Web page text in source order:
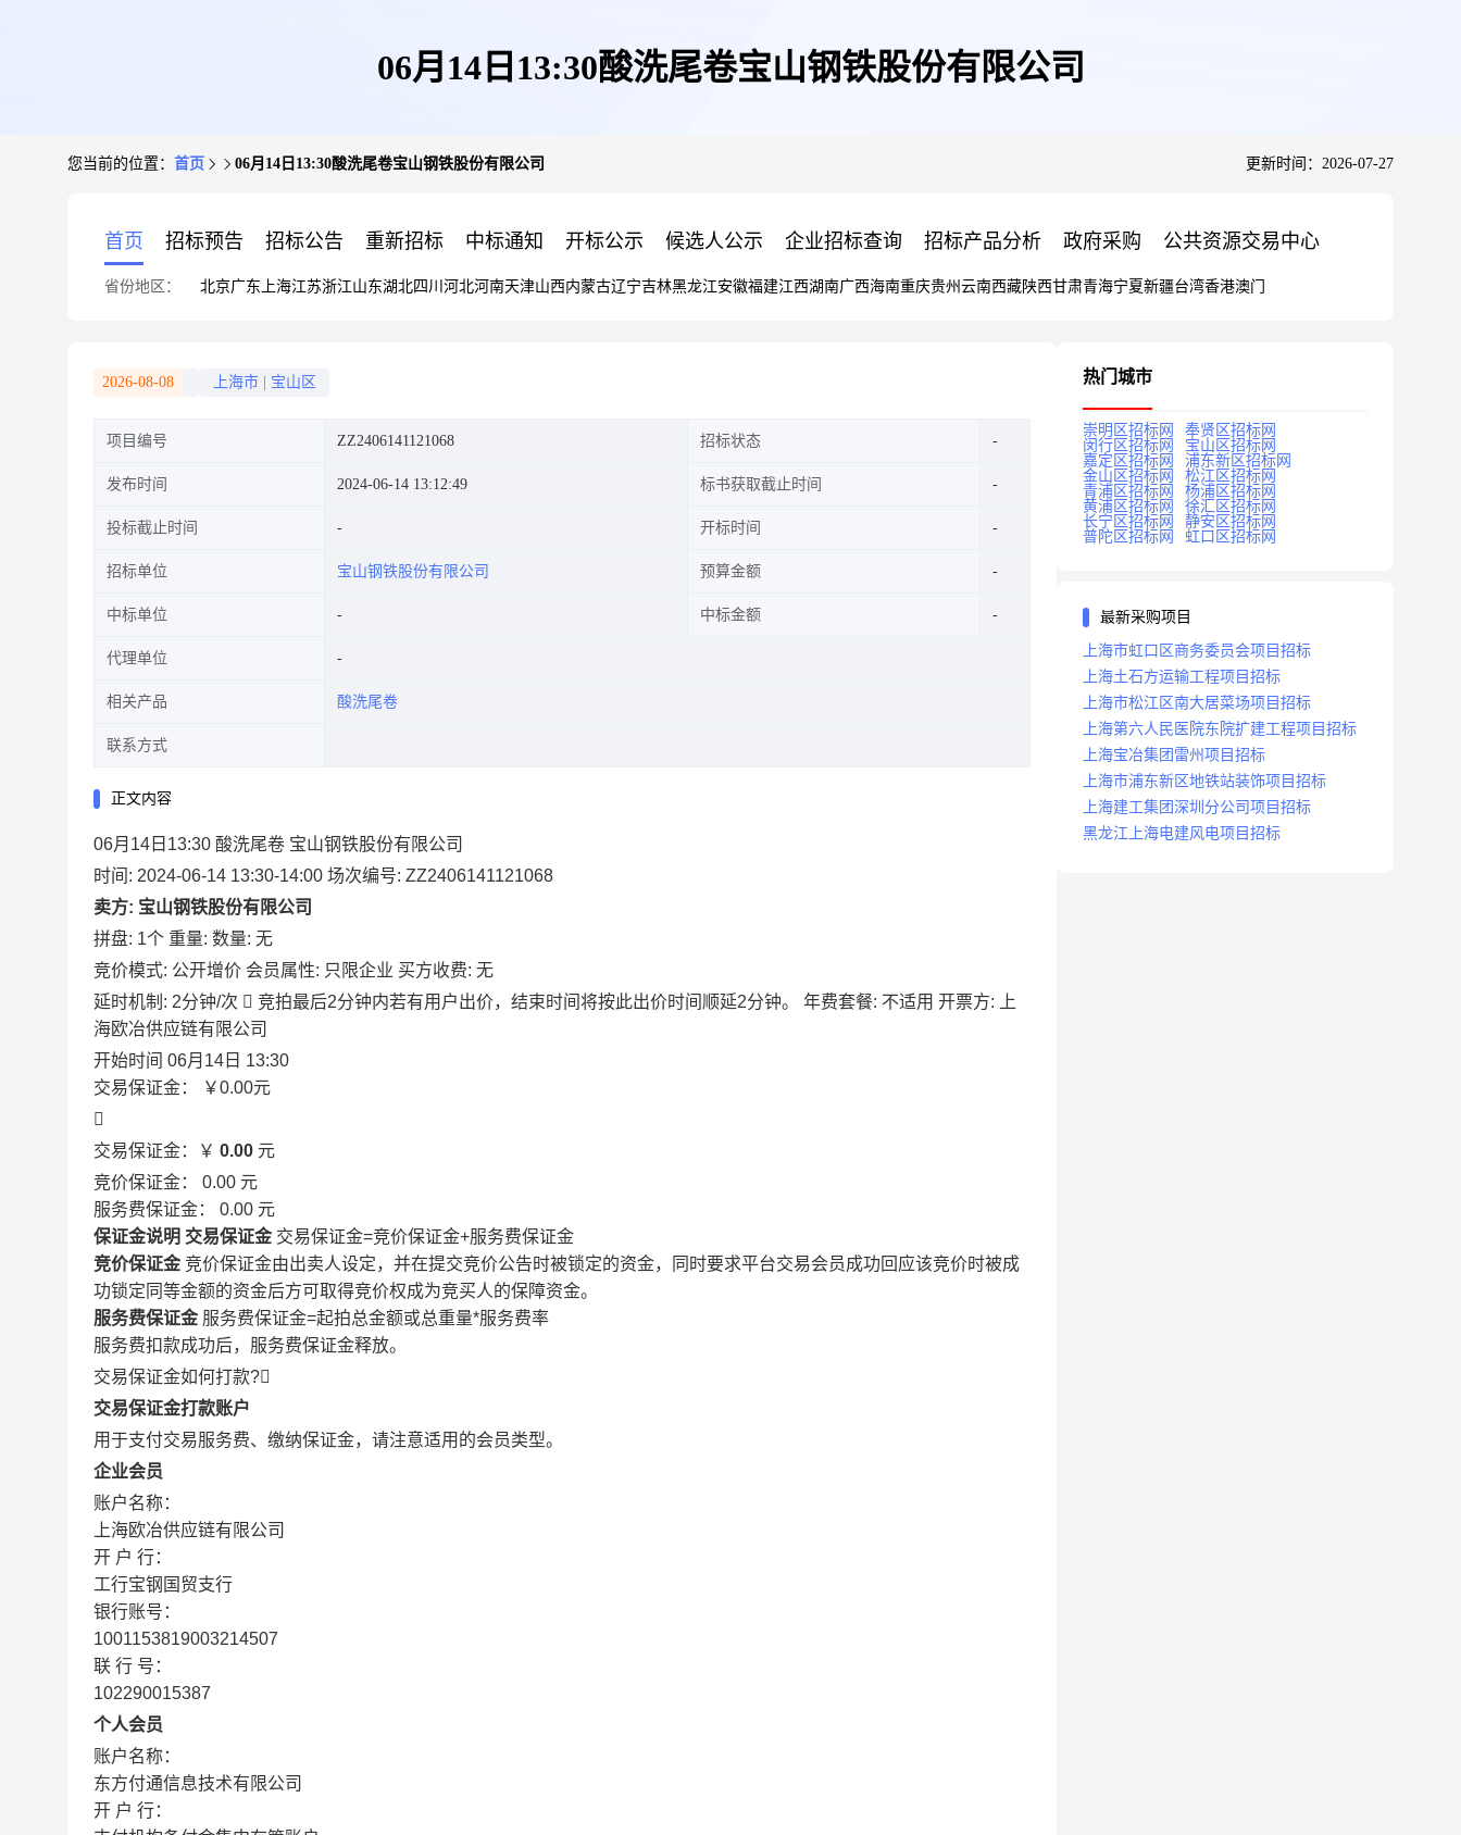
06月14日13:30酸洗尾卷宝山钢铁股份有限公司
您当前的位置： 首页 06月14日13:30酸洗尾卷宝山钢铁股份有限公司 更新时间：2026-07-27
首页 招标预告 招标公告 重新招标 中标通知 开标公示 候选人公示 企业招标查询 招标产品分析 政府采购 公共资源交易中心
省份地区： 北京广东 上海江苏浙江山东湖北四川 河北河南天津山西内蒙古辽宁吉林黑龙江安徽福建江西湖南广西海南重庆贵州 云南西藏陕西甘肃青海宁夏新疆台湾香港澳门
2026-08-08 上海市 宝山区
项目编号 ZZ2406141121068 招标状态
发布时间 2024-06-14 13:12:49 标书获取截止时间
投标截止时间 开标时间
招标单位 宝山钢铁股份有限公司 预算金额
中标单位 中标金额
代理单位
相关产品 酸洗尾卷
联系方式
正文内容
06月14日13:30 酸洗尾卷 宝山钢铁股份有限公司
时间: 2024-06-14 13:30-14:00 场次编号: ZZ2406141121068
卖方: 宝山钢铁股份有限公司
拼盘: 1个 重量: 数量: 无
竞价模式: 公开增价 会员属性: 只限企业 买方收费: 无
延时机制: 2分钟/次  竞拍最后2分钟内若有用户出价，结束时间将按此出价时间顺延2分钟。 年费套餐: 不适用 开票方: 上
海欧冶供应链有限公司
开始时间 06月14日 13:30
交易保证金：
￥0.00元

交易保证金：￥ 0.00 元
竞价保证金： 0.00 元
服务费保证金： 0.00 元
保证金说明 交易保证金 交易保证金=竞价保证金+服务费保证金
竞价保证金 竞价保证金由出卖人设定，并在提交竞价公告时被锁定的资金，同时要求平台交易会员成功回应该竞价时被成
功锁定同等金额的资金后方可取得竞价权成为竞买人的保障资金。
服务费保证金 服务费保证金=起拍总金额或总重量*服务费率
服务费扣款成功后，服务费保证金释放。
交易保证金如何打款?
交易保证金打款账户
用于支付交易服务费、缴纳保证金，请注意适用的会员类型。
企业会员
账户名称：
上海欧冶供应链有限公司
开 户 行：
工行宝钢国贸支行
银行账号：
1001153819003214507
联 行 号：
102290015387
个人会员
账户名称：
东方付通信息技术有限公司
开 户 行：
热门城市
崇明区招标网
奉贤区招标网
闵行区招标网
宝山区招标网
嘉定区招标网
浦东新区招标网
金山区招标网
松江区招标网
青浦区招标网
杨浦区招标网
黄浦区招标网
徐汇区招标网
长宁区招标网
静安区招标网
普陀区招标网
虹口区招标网
最新采购项目
上海市虹口区商务委员会项目招标
上海土石方运输工程项目招标
上海市松江区南大居菜场项目招标
上海第六人民医院东院扩建工程项目招标
上海宝冶集团雷州项目招标
上海市浦东新区地铁站装饰项目招标
上海建工集团深圳分公司项目招标
黑龙江上海电建风电项目招标